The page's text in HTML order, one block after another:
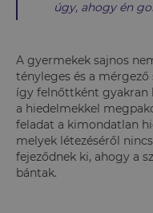
úgy, ahogy én
A gyermekek sajnos
tényleges és a
így felnőttként gyakran
a hiedelmekkel
feladat a kimondatlan
melyek létezéséről
fejeződnek ki, ahogy a
bántak.